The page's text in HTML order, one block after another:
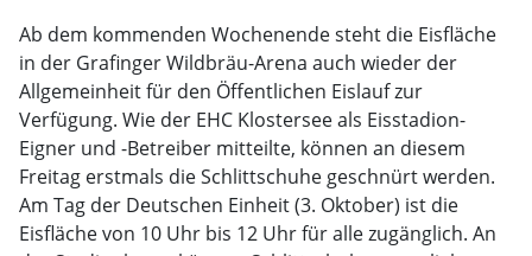
Ab dem kommenden Wochenende steht die Eisfläche
in der Grafinger Wildbräu-Arena auch wieder der
Allgemeinheit für den Öffentlichen Eislauf zur
Verfügung. Wie der EHC Klostersee als Eisstadion-
Eigner und -Betreiber mitteilte, können an diesem
Freitag erstmals die Schlittschuhe geschnürt werden.
Am Tag der Deutschen Einheit (3. Oktober) ist die
Eisfläche von 10 Uhr bis 12 Uhr für alle zugänglich. An